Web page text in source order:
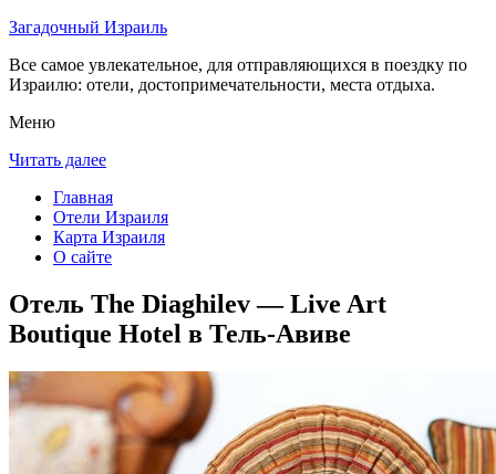
Загадочный Израиль
Все самое увлекательное, для отправляющихся в поездку по
Израилю: отели, достопримечательности, места отдыха.
Меню
Читать далее
Главная
Отели Израиля
Карта Израиля
О сайте
Отель The Diaghilev — Live Art
Boutique Hotel в Тель-Авиве